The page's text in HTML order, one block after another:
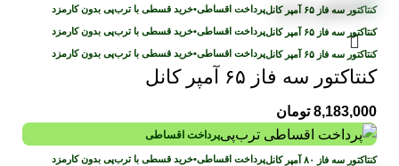
پرداخت اقساطی•خرید قسطی با ترب‌پی بدون کارمزد
پرداخت اقساطی•خرید قسطی با ترب‌پی بدون کارمزد
پرداخت اقساطی•خرید قسطی با ترب‌پی بدون کارمزد
کنتاکتور سه فاز ۶۵ آمپر کانل
8,183,000 تومان
پرداخت اقساطی
پرداخت اقساطی•خرید قسطی با ترب‌پی بدون کارمزد